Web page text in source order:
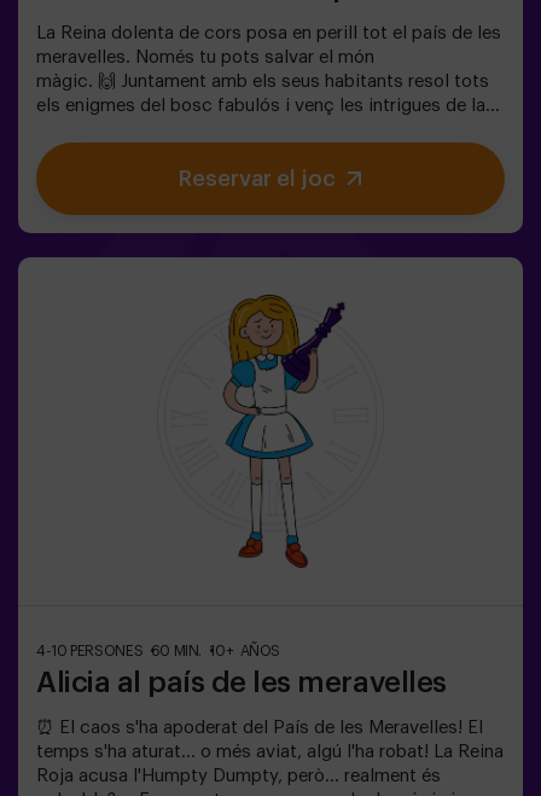
La Reina dolenta de cors posa en perill tot el país de les
meravelles. Només tu pots salvar el món
màgic. 🙌 Juntament amb els seus habitants resol tots
els enigmes del bosc fabulós i venç les intrigues de la
captivador de la teva vida amb Alicia i el conill? 🐇És un
joc d'escapada infantil destinat per a nens de 6 a 13
anys!✅ Ideal per a nens | famílies | aniversaris
monitor (consulta'ns les condicions). ⚠️ Passes estrets
Reservar el joc
4-10 PERSONES 60 MIN. 10+ AÑOS
Alicia al país de les meravelles
⏰ El caos s'ha apoderat del País de les Meravelles! El
temps s'ha aturat... o més aviat, algú l'ha robat! La Reina
Roja acusa l'Humpty Dumpty, però... realment és